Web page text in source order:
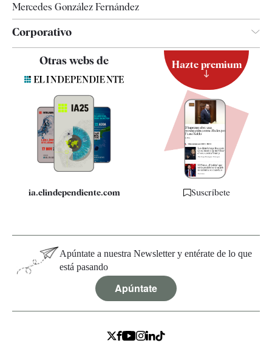
Mercedes González Fernández
Corporativo
Quiénes somos
Especificaciones
Otras webs de
ia.elindependiente.com
Hazte premium
Suscríbete
Apúntate a nuestra Newsletter y entérate de lo que
está pasando
Apúntate